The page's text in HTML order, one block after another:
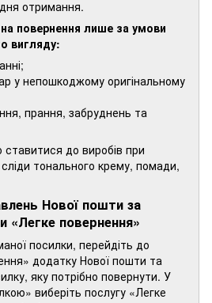
отримання.
повернення лише за умови
вигляду:
у непошкоджому оригінальному
прання, забруднень та
до виробів при
тонального крему, помади,
Нової пошти за
«Легке повернення»
посилки, перейдіть до
додатку Нової пошти та
яку потрібно повернути. У
виберіть послугу «Легке